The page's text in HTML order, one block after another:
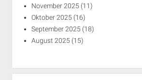
November 2025 (11)
Oktober 2025 (16)
September 2025 (18)
August 2025 (15)